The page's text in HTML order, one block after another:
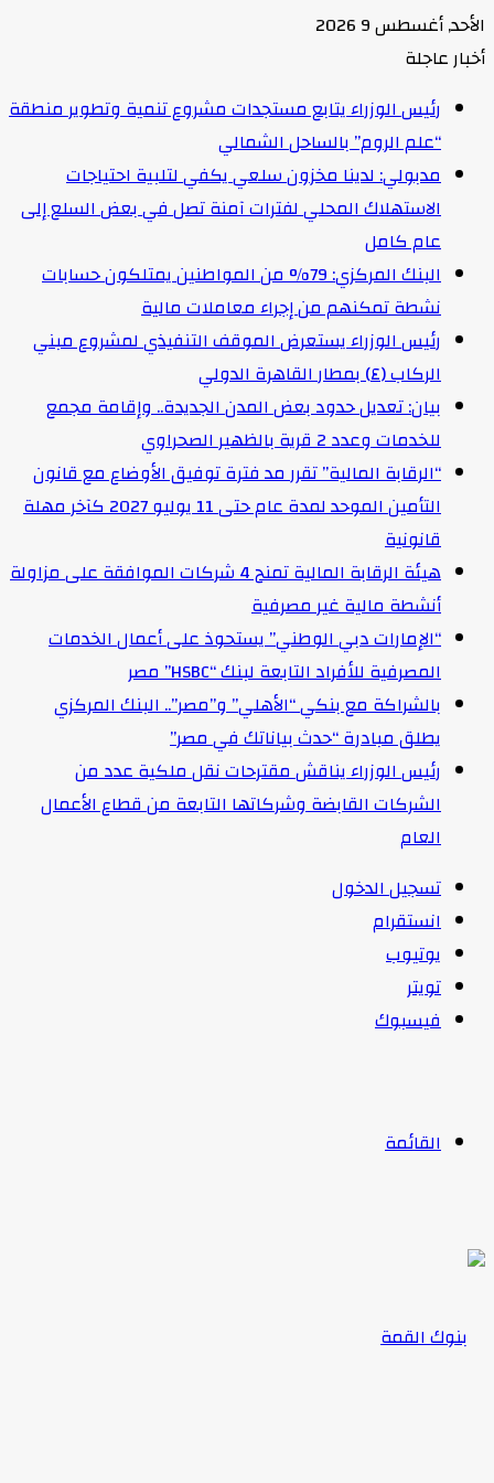
الأحد, أغسطس 9 2026
أخبار عاجلة
رئيس الوزراء يتابع مستجدات مشروع تنمية وتطوير منطقة
“علم الروم” بالساحل الشمالي
مدبولي: لدينا مخزون سلعي يكفي لتلبية احتياجات
الاستهلاك المحلي لفترات آمنة تصل في بعض السلع إلى
عام كامل
البنك المركزي: 79% من المواطنين يمتلكون حسابات
نشطة تمكنهم من إجراء معاملات مالية
رئيس الوزراء يستعرض الموقف التنفيذي لمشروع مبني
الركاب (٤) بمطار القاهرة الدولي
بيان: تعديل حدود بعض المدن الجديدة.. وإقامة مجمع
للخدمات وعدد 2 قرية بالظهير الصحراوي
“الرقابة المالية” تقرر مد فترة توفيق الأوضاع مع قانون
التأمين الموحد لمدة عام حتى 11 يوليو 2027 كآخر مهلة
قانونية
هيئة الرقابة المالية تمنح 4 شركات الموافقة على مزاولة
أنشطة مالية غير مصرفية
“الإمارات دبي الوطني” يستحوذ على أعمال الخدمات
المصرفية للأفراد التابعة لبنك “HSBC” مصر
بالشراكة مع بنكي “الأهلي” و”مصر”.. البنك المركزي
يطلق مبادرة “حدث بياناتك في مصر”
رئيس الوزراء يناقش مقترحات نقل ملكية عدد من
الشركات القابضة وشركاتها التابعة من قطاع الأعمال
العام
تسجيل الدخول
انستقرام
يوتيوب
تويتر
فيسبوك
القائمة